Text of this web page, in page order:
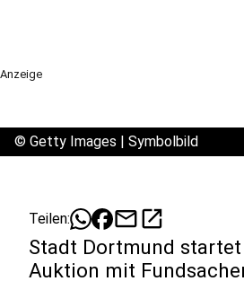
Anzeige
© Getty Images | Symbolbild
Teilen: mailopen_in_new
Stadt Dortmund startet
Auktion mit